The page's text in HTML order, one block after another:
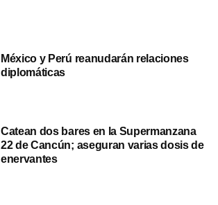
México y Perú reanudarán relaciones
diplomáticas
Catean dos bares en la Supermanzana
22 de Cancún; aseguran varias dosis de
enervantes